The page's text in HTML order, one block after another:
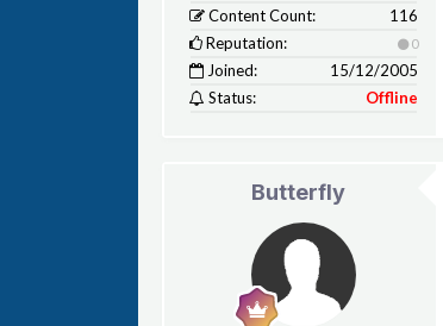
Content Count:
116
Reputation:
0
Joined:
15/12/2005
Status:
Offline
Butterfly